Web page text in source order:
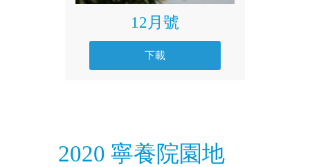
12月號
下載
2020 寧養院園地